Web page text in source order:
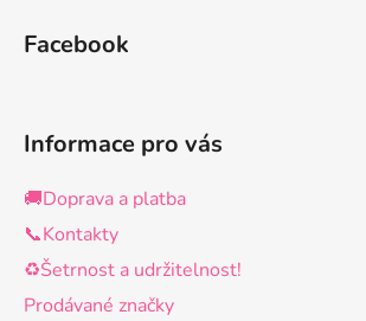
Facebook
Informace pro vás
🚚Doprava a platba
📞Kontakty
♻️Šetrnost a udržitelnost!
Prodávané značky